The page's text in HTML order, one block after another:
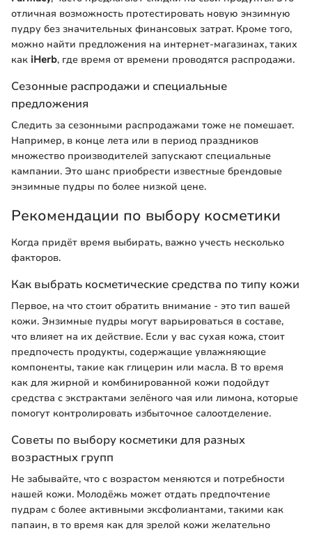
отличная возможность протестировать новую энзимную
пудру без значительных финансовых затрат. Кроме того,
можно найти предложения на интернет-магазинах, таких
как iHerb, где время от времени проводятся распродажи.
Сезонные распродажи и специальные
предложения
Следить за сезонными распродажами тоже не помешает.
Например, в конце лета или в период праздников
множество производителей запускают специальные
кампании. Это шанс приобрести известные брендовые
энзимные пудры по более низкой цене.
Рекомендации по выбору косметики
Когда придёт время выбирать, важно учесть несколько
факторов.
Как выбрать косметические средства по типу кожи
Первое, на что стоит обратить внимание - это тип вашей
кожи. Энзимные пудры могут варьироваться в составе,
что влияет на их действие. Если у вас сухая кожа, стоит
предпочесть продукты, содержащие увлажняющие
компоненты, такие как глицерин или масла. В то время
как для жирной и комбинированной кожи подойдут
средства с экстрактами зелёного чая или лимона, которые
помогут контролировать избыточное салоотделение.
Советы по выбору косметики для разных
возрастных групп
Не забывайте, что с возрастом меняются и потребности
нашей кожи. Молодёжь может отдать предпочтение
пудрам с более активными эксфолиантами, такими как
папаин, в то время как для зрелой кожи желательно